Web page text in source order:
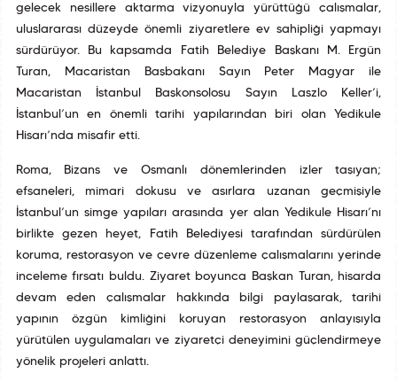
gelecek nesillere aktarma vizyonuyla yürüttüğü çalışmalar,
uluslararası düzeyde önemli ziyaretlere ev sahipliği yapmayı
sürdürüyor. Bu kapsamda Fatih Belediye Başkanı M. Ergün
Turan, Macaristan Başbakanı Sayın Peter Magyar ile
Macaristan İstanbul Başkonsolosu Sayın Laszlo Keller’i,
İstanbul’un en önemli tarihî yapılarından biri olan Yedikule
Hisarı’nda misafir etti.
Roma, Bizans ve Osmanlı dönemlerinden izler taşıyan;
efsaneleri, mimari dokusu ve asırlara uzanan geçmişiyle
İstanbul’un simge yapıları arasında yer alan Yedikule Hisarı’nı
birlikte gezen heyet, Fatih Belediyesi tarafından sürdürülen
koruma, restorasyon ve çevre düzenleme çalışmalarını yerinde
inceleme fırsatı buldu. Ziyaret boyunca Başkan Turan, hisarda
devam eden çalışmalar hakkında bilgi paylaşarak, tarihî
yapının özgün kimliğini koruyan restorasyon anlayışıyla
yürütülen uygulamaları ve ziyaretçi deneyimini güçlendirmeye
yönelik projeleri anlattı.